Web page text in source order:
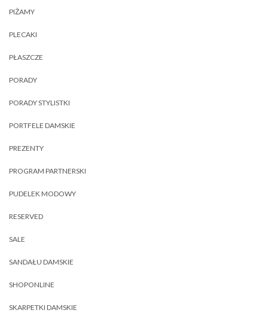
PIŻAMY
PLECAKI
PŁASZCZE
PORADY
PORADY STYLISTKI
PORTFELE DAMSKIE
PREZENTY
PROGRAM PARTNERSKI
PUDELEK MODOWY
RESERVED
SALE
SANDAŁU DAMSKIE
SHOPONLINE
SKARPETKI DAMSKIE